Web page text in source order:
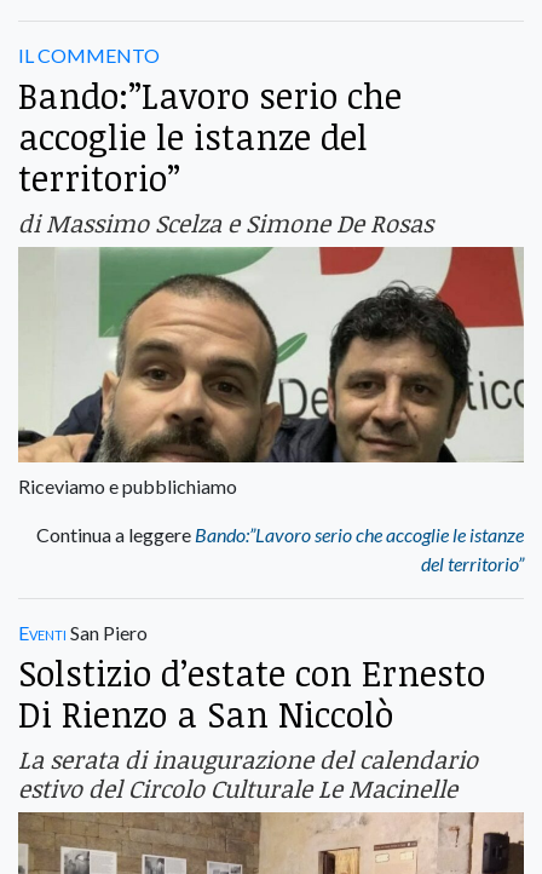
IL COMMENTO
Bando:”Lavoro serio che
accoglie le istanze del
territorio”
di Massimo Scelza e Simone De Rosas
Riceviamo e pubblichiamo
Continua a leggere Bando:”Lavoro serio che accoglie le istanze
del territorio”
Eventi San Piero
Solstizio d’estate con Ernesto
Di Rienzo a San Niccolò
La serata di inaugurazione del calendario
estivo del Circolo Culturale Le Macinelle